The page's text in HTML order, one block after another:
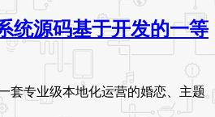
统源码基于开发的一等
套专业级本地化运营的婚恋、主题